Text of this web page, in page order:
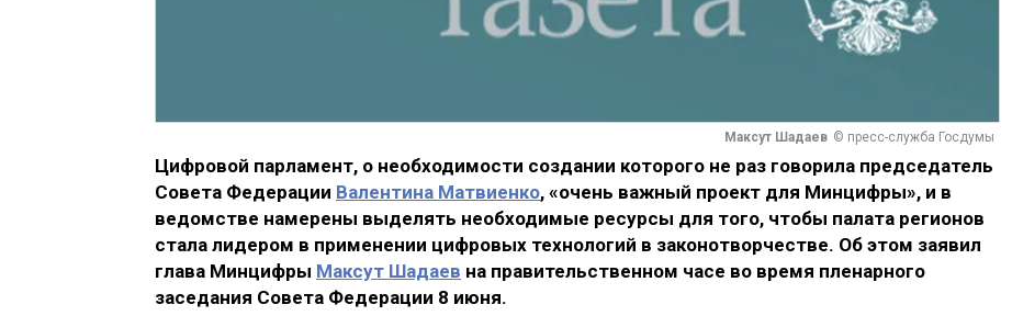
Максут Шадаев © пресс-служба Госдумы
Цифровой парламент, о необходимости создании которого не раз говорила председатель
Совета Федерации Валентина Матвиенко, «очень важный проект для Минцифры», и в
ведомстве намерены выделять необходимые ресурсы для того, чтобы палата регионов
стала лидером в применении цифровых технологий в законотворчестве. Об этом заявил
глава Минцифры Максут Шадаев на правительственном часе во время пленарного
заседания Совета Федерации 8 июня.